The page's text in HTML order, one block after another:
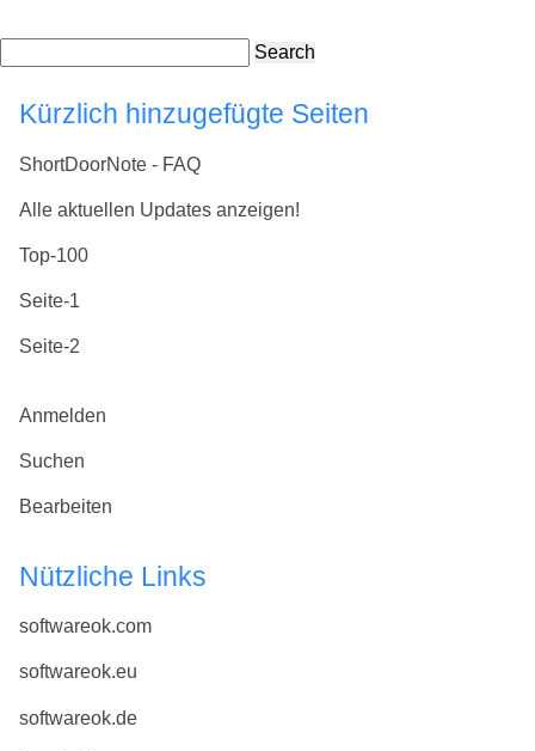
Search
Kürzlich hinzugefügte Seiten
ShortDoorNote - FAQ
Alle aktuellen Updates anzeigen!
Top-100
Seite-1
Seite-2
Anmelden
Suchen
Bearbeiten
Nützliche Links
softwareok.com
softwareok.eu
softwareok.de